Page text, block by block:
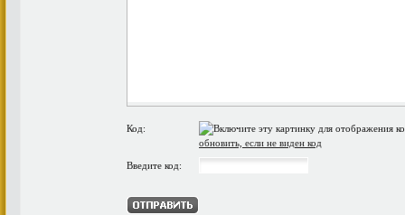
Код:
обновить, если не виден код
Введите код: